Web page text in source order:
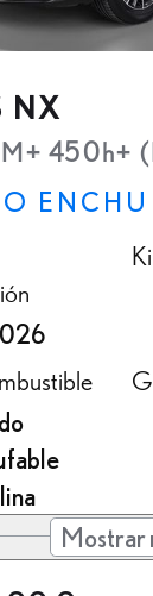
NX
450h+
Mostrar